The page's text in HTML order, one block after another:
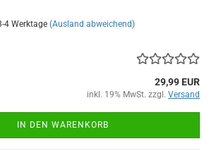
4 Werktage (Ausland abweichend)
29,99 EUR
inkl. 19% MwSt. zzgl. Versand
IN DEN WARENKORB